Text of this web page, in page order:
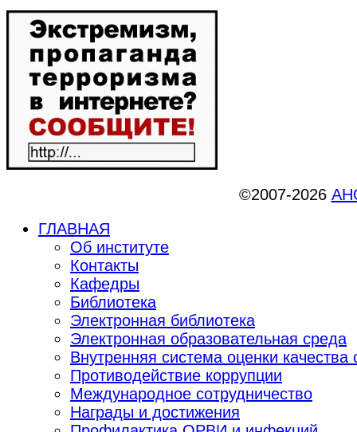
©2007-2026
ГЛАВНАЯ
Об институте
Контакты
Кафедры
Библиотека
Электронная библиотека
Электронная образовательная среда
Внутренняя система оценки качества
Противодействие коррупции
Международное сотрудничество
Награды и достижения